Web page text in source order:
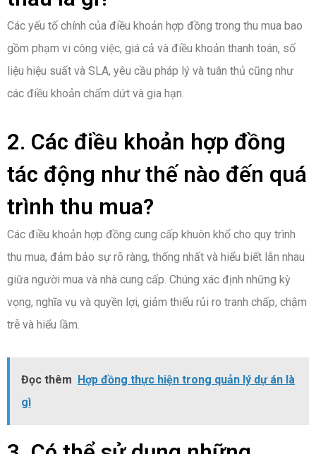
Các yếu tố chính của điều khoản hợp đồng trong thu mua bao
gồm phạm vi công việc, giá cả và điều khoản thanh toán, số
liệu hiệu suất và SLA, yêu cầu pháp lý và tuân thủ cũng như
các điều khoản chấm dứt và gia hạn.
2. Các điều khoản hợp đồng
tác động như thế nào đến quá
trình thu mua?
Các điều khoản hợp đồng cung cấp khuôn khổ cho quy trình
thu mua, đảm bảo sự rõ ràng, thống nhất và hiểu biết lẫn nhau
giữa người mua và nhà cung cấp. Chúng xác định những kỳ
vọng, nghĩa vụ và quyền lợi, giảm thiểu rủi ro tranh chấp, chậm
trễ và hiểu lầm.
Đọc thêm
Hợp đồng thực hiện trong quản lý dự án là
gì